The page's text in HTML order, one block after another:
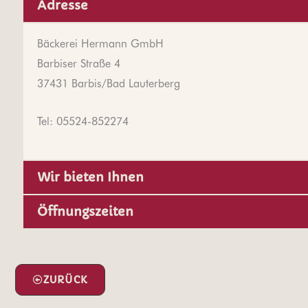
Adresse
Bäckerei Hermann GmbH
Barbiser Straße 4
37431 Barbis/Bad Lauterberg
Tel: 05524-852274
Wir bieten Ihnen
Öffnungszeiten
ZURÜCK